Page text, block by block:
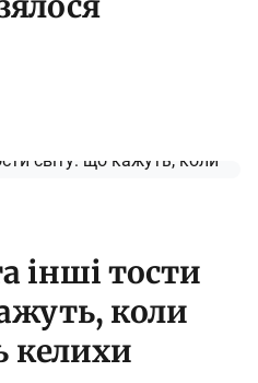
інші тости
коли
келихи